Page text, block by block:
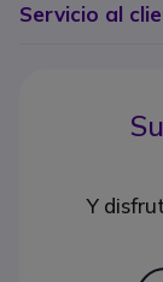
Servicio al
Y